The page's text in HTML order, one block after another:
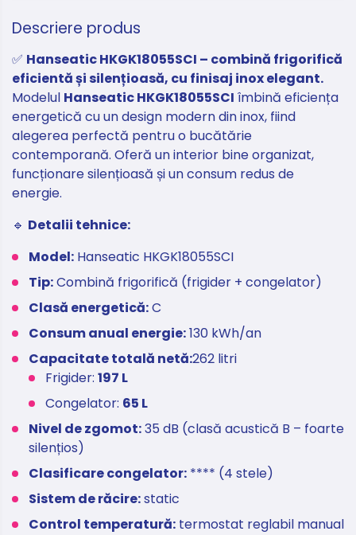
Descriere produs
✅ Hanseatic HKGK18055SCI – combină frigorifică
eficientă și silențioasă, cu finisaj inox elegant.
Modelul Hanseatic HKGK18055SCI îmbină eficiența
energetică cu un design modern din inox, fiind
alegerea perfectă pentru o bucătărie
contemporană. Oferă un interior bine organizat,
funcționare silențioasă și un consum redus de
energie.
🔹 Detalii tehnice:
Model:Hanseatic HKGK18055SCI
Tip:Combină frigorifică (frigider + congelator)
Clasă energetică:C
Consum anual energie:130 kWh/an
Capacitate totală netă:262 litri
Frigider: 197 L
Congelator: 65 L
Nivel de zgomot:35 dB (clasă acustică B – foarte
silențios)
Clasificare congelator:**** (4 stele)
Sistem de răcire:static
Control temperatură:termostat reglabil manual